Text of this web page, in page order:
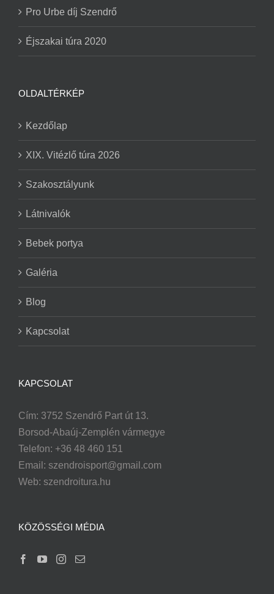
Pro Urbe díj Szendrő
Éjszakai túra 2020
OLDALTÉRKÉP
Kezdőlap
XIX. Vitézlő túra 2026
Szakosztályunk
Látnivalók
Bebek portya
Galéria
Blog
Kapcsolat
KAPCSOLAT
Cím: 3752 Szendrő Part út 13.
Borsod-Abaúj-Zemplén vármegye
Telefon: +36 48 460 151
Email: szendroisport@gmail.com
Web: szendroitura.hu
KÖZÖSSÉGI MÉDIA